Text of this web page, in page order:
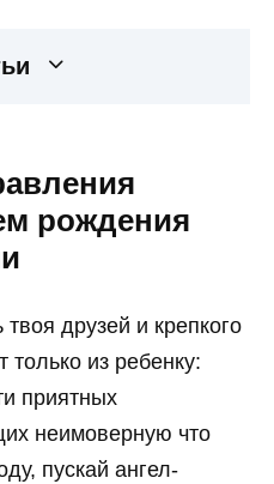
рождения
твоя друзей и крепкого
только из ребенку:
приятных
неимоверную что
пускай ангел-